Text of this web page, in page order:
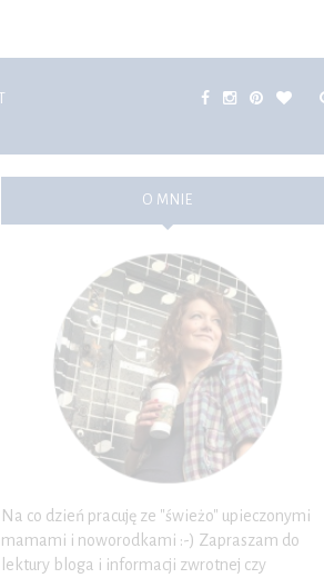
O MNIE
Na co dzień pracuję ze "świeżo" upieczonymi
mamami i noworodkami :-) Zapraszam do
lektury bloga i informacji zwrotnej czy